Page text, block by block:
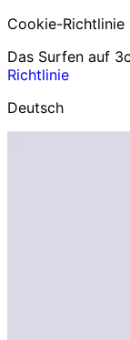
Cookie-Richtlinie
Das Surfen auf
Richtlinie
Deutsch